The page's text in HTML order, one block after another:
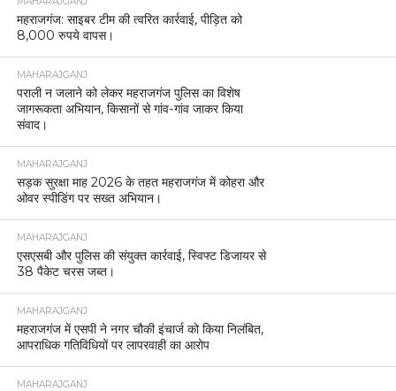
महराजगंज: साइबर टीम की त्वरित कार्रवाई, पीड़ित को
8,000 रुपये वापस।
MAHARAJGANJ
पराली न जलाने को लेकर महराजगंज पुलिस का विशेष
जागरूकता अभियान, किसानों से गांव-गांव जाकर किया
संवाद।
MAHARAJGANJ
सड़क सुरक्षा माह 2026 के तहत महराजगंज में कोहरा और
ओवर स्पीडिंग पर सख्त अभियान।
MAHARAJGANJ
एसएसबी और पुलिस की संयुक्त कार्रवाई, स्विफ्ट डिजायर से
38 पैकेट चरस जब्त।
MAHARAJGANJ
महराजगंज में एसपी ने नगर चौकी इंचार्ज को किया निलंबित,
आपराधिक गतिविधियों पर लापरवाही का आरोप
MAHARAJGANJ